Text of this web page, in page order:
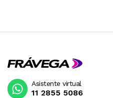
Asistente virtual
11 2855 5086